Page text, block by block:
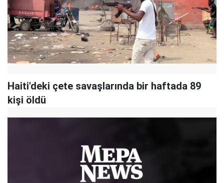
Haiti'deki çete savaşlarında bir haftada 89
kişi öldü